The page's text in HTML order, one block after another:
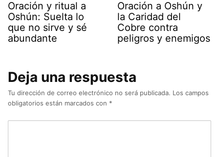
Oración y ritual a
Oshún: Suelta lo
que no sirve y sé
abundante
Oración a Oshún y
la Caridad del
Cobre contra
peligros y enemigos
Deja una respuesta
Tu dirección de correo electrónico no será publicada. Los campos
obligatorios están marcados con *